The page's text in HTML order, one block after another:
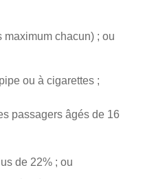
chacun) ; ou
ou à cigarettes ;
passagers âgés de 16
de 22% ; ou